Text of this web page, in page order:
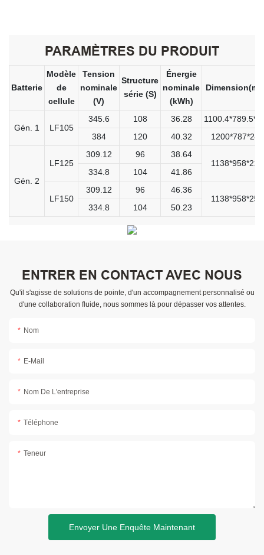
PARAMÈTRES DU PRODUIT
Batterie
Modèle
de
cellule
Tension
nominale
(V)
Structure
série (S)
Énergie
nominale
(kWh)
Gén. 1 LF105
345.6 108 36.28
384
120 40.32 1200*787*240
Gén. 2
LF125
309.12 96
38.64
1138*958*213
334.8
104 41.86
LF150
309.12 96
46.36
1138*958*250
334.8
104 50.23
ENTRER EN CONTACT AVEC NOUS
Qu'il s'agisse de solutions de pointe, d'un accompagnement personnalisé ou
d'une collaboration fluide, nous sommes là pour dépasser vos attentes.
Nom
E-Mail
Nom De L'entreprise
Téléphone
Teneur
Envoyer Une Enquête Maintenant